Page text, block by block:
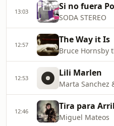
13:03 Si no fuera
SODA STEREO
12:57 The Way it Is
Bruce Hornsby
12:53 Lili Marlen
Marta Sanchez
12:46 Tira para
Miguel Mateos